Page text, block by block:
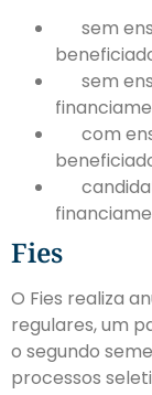
sem
sem
com
Fies
O Fies realiza
regulares, um
o segundo
processos